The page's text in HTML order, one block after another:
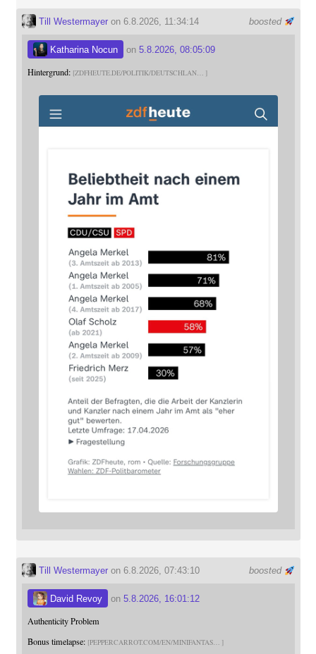
boosted
Till Westermayeron 6.8.2026, 11:34:14
Katharina Nocun on 5.8.2026, 08:05:09
Hintergrund: ZDFHEUTE.DE/POLITIK/DEUTSCHLAN
boosted
Till Westermayeron 6.8.2026, 07:43:10
David Revoy on 5.8.2026, 16:01:12
Authenticity Problem
Bonus timelapse: PEPPERCARROT.COM/EN/MINIFANTAS